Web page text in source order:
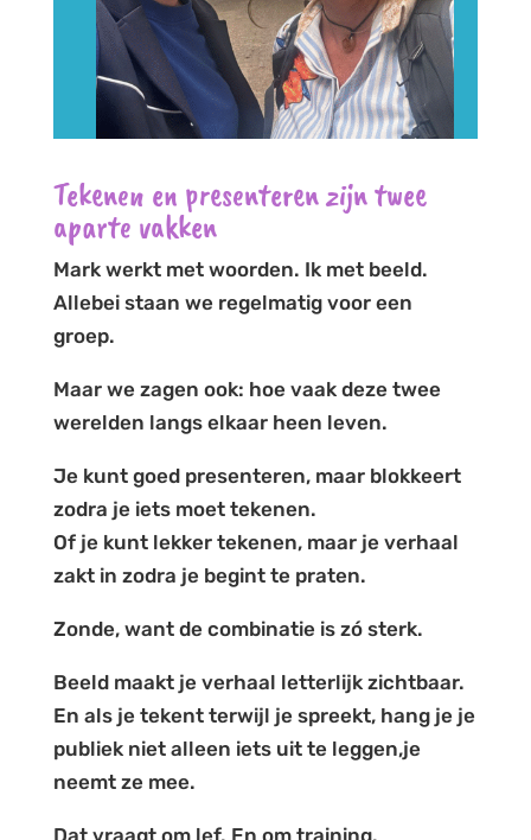
Tekenen en presenteren zijn twee
aparte vakken
Mark werkt met woorden. Ik met beeld.
Allebei staan we regelmatig voor een
groep.
Maar we zagen ook: hoe vaak deze twee
werelden langs elkaar heen leven.
Je kunt goed presenteren, maar blokkeert
zodra je iets moet tekenen.
Of je kunt lekker tekenen, maar je verhaal
zakt in zodra je begint te praten.
Zonde, want de combinatie is zó sterk.
Beeld maakt je verhaal letterlijk zichtbaar.
En als je tekent terwijl je spreekt, hang je je
publiek niet alleen iets uit te leggen,je
neemt ze mee.